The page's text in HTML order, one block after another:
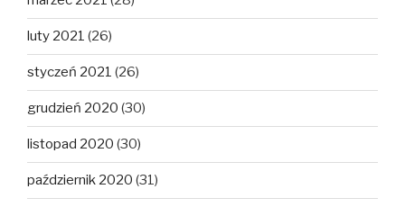
luty 2021 (26)
styczeń 2021 (26)
grudzień 2020 (30)
listopad 2020 (30)
październik 2020 (31)